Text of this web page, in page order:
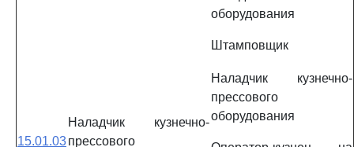
оборудования
Штамповщик
15.01.03
Наладчик кузнечно-
прессового
Наладчик кузнечно-
прессового
оборудования